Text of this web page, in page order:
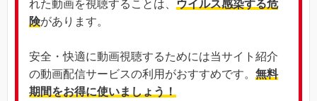
れた動画を視聴することは、
ウイルス感染する危
険があります。
安全・快適に動画視聴するためには当サイト紹介
の動画配信サービスの利用がおすすめです。 無料
期間をお得に使いましょう！